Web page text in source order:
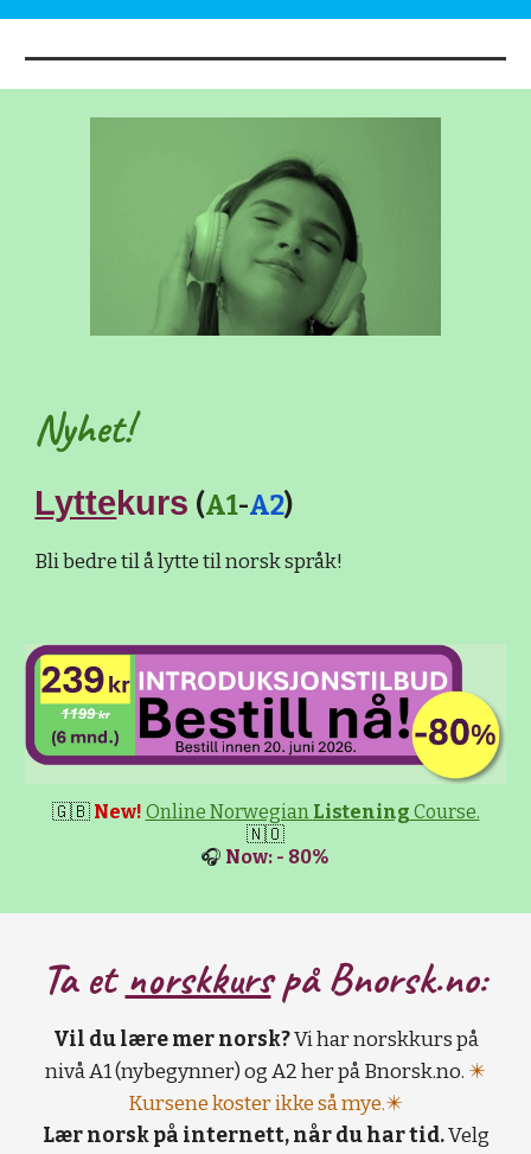
Nyhet!
Lyttekurs (A1-A2)
Bli bedre til å lytte til norsk språk!
🇬🇧 New! Online Norwegian Listening Course.
🇳🇴
🎧 Now: - 80%
Ta et norskkurspå Bnorsk.no:
Vil du lære mer norsk?Vi har norskkurs på
nivå A1 (nybegynner) og A2 her på Bnorsk.no. ✴️
Kursene koster ikke så mye.✴️
Lær norsk på internett, når du har tid.Velg